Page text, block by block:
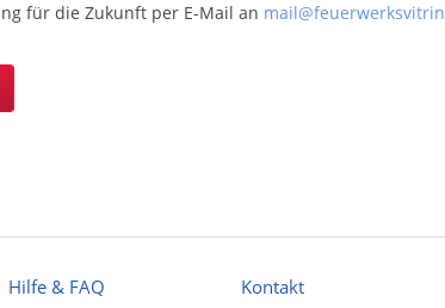
für die Zukunft per E-Mail an
Hilfe & FAQ Kontakt